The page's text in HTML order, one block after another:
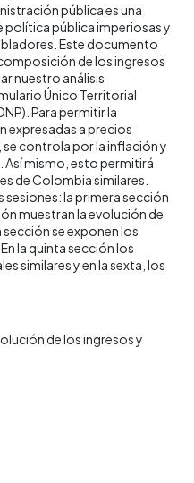
pública es una
política pública imperiosas y
Este documento
de los ingresos
nuestro análisis
Único Territorial
Para permitir la
expresadas a precios
controla por la inflación y
mismo, esto permitirá
de Colombia similares.
la primera sección
muestran la evolución de
se exponen los
la quinta sección los
similares y en la sexta, los
de los ingresos y